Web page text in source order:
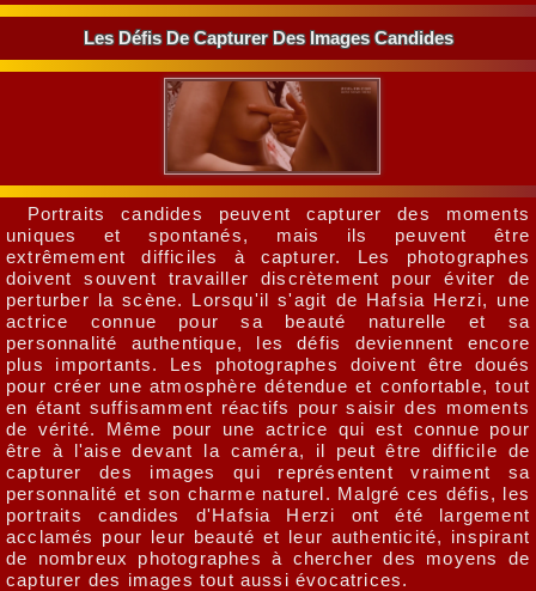
Les Défis De Capturer Des Images Candides
Portraits candides peuvent capturer des moments
uniques et spontanés, mais ils peuvent être
extrêmement difficiles à capturer. Les photographes
doivent souvent travailler discrètement pour éviter de
perturber la scène. Lorsqu'il s'agit de Hafsia Herzi, une
actrice connue pour sa beauté naturelle et sa
personnalité authentique, les défis deviennent encore
plus importants. Les photographes doivent être doués
pour créer une atmosphère détendue et confortable, tout
en étant suffisamment réactifs pour saisir des moments
de vérité. Même pour une actrice qui est connue pour
être à l'aise devant la caméra, il peut être difficile de
capturer des images qui représentent vraiment sa
personnalité et son charme naturel. Malgré ces défis, les
portraits candides d'Hafsia Herzi ont été largement
acclamés pour leur beauté et leur authenticité, inspirant
de nombreux photographes à chercher des moyens de
capturer des images tout aussi évocatrices.